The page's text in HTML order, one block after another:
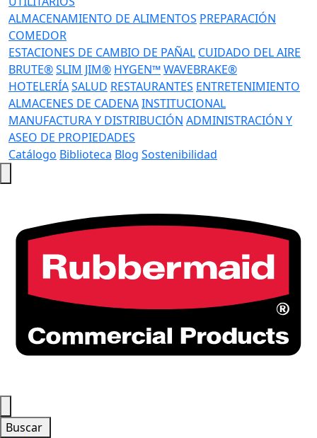
ALMACENAMIENTO DE ALIMENTOS PREPARACIÓN
COMEDOR
ESTACIONES DE CAMBIO DE PAÑAL CUIDADO DEL AIRE
BRUTE®SLIM JIM® HYGEN™WAVEBRAKE®
HOTELERÍASALUD RESTAURANTES ENTRETENIMIENTO
ALMACENES DE CADENAINSTITUCIONAL
MANUFACTURA Y DISTRIBUCIÓN ADMINISTRACIÓN Y
ASEO DE PROPIEDADES
Catálogo Biblioteca Blog Sostenibilidad
Buscar